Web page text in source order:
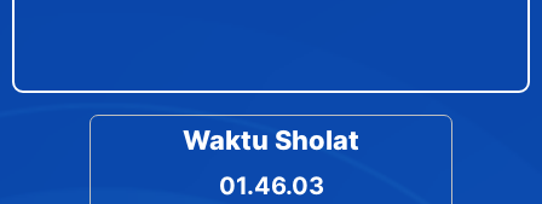
Waktu Sholat
01.46.03